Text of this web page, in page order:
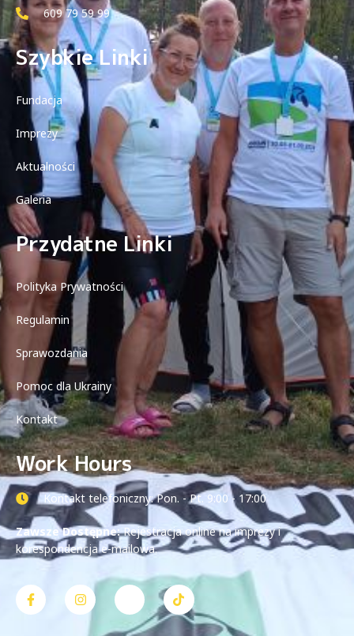
609 79 59 99
Szybkie Linki
Fundacja
Imprezy
Aktualności
Galeria
Przydatne Linki
Polityka Prywatności
Regulamin
Sprawozdania
Pomoc dla Ukrainy
Kontakt
Work Hours
Kontakt telefoniczny: Pon. - Pt. 9:00 - 17:00
Zawsze Dostępne:Rejestracja online na imprezy i
korespondencja e-mailowa.